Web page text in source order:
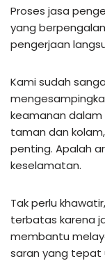
Proses jasa
yang
pengerjaan
Kami sudah
keamanan
taman dan
penting. Apalah
keselamatan.
Tak perlu
terbatas karena
membantu
saran yang tepat